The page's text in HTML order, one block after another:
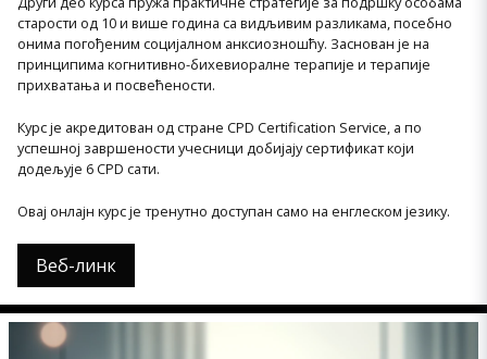
старости од 10 и више година са видљивим разликама, посебно
онима погођеним социјалном анксиозношћу. Заснован је на
принципима когнитивно-бихевиоралне терапије и терапије
прихватања и посвећености.
Курс је акредитован од стране CPD Certification Service, а по
успешној завршености учесници добијају сертификат који
додељује 6 CPD сати.
Овај онлајн курс је тренутно доступан само на енглеском језику.
Веб-линк